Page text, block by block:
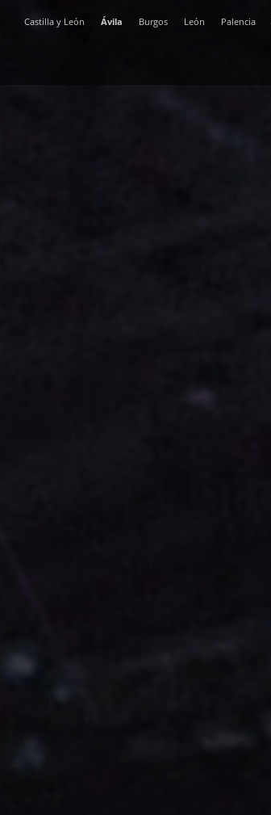
Castilla y León Ávila Burgos León Palencia